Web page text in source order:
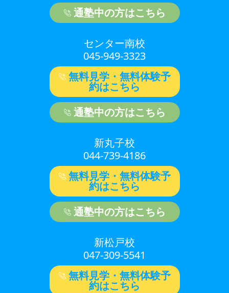
通塾中の方はこちら
センター南校
045-949-3323
無料見学・無料体験予
約はこちら
通塾中の方はこちら
新丸子校
044-739-4186
無料見学・無料体験予
約はこちら
通塾中の方はこちら
新松戸校
047-309-5541
無料見学・無料体験予
約はこちら